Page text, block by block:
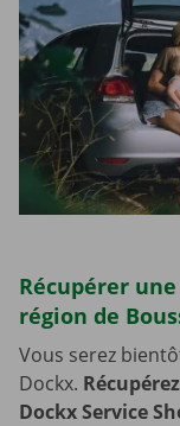
Récupérer
région de
Vous serez
Dockx.
Dockx Service